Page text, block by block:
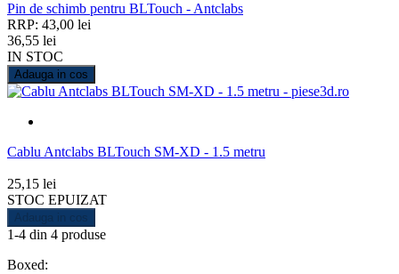
Pin de schimb pentru BLTouch - Antclabs
RRP: 43,00 lei
36,55 lei
IN STOC
Adauga in cos
Cablu Antclabs BLTouch SM-XD - 1.5 metru
25,15 lei
STOC EPUIZAT
Adauga in cos
1-4 din 4 produse
Boxed: